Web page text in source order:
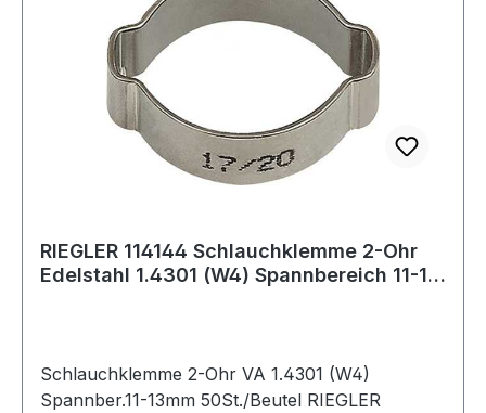
RIEGLER 114144 Schlauchklemme 2-Ohr
Edelstahl 1.4301 (W4) Spannbereich 11-13
Schlauchklemme 2-Ohr VA 1.4301 (W4)
Spannber.11-13mm 50St./Beutel RIEGLER